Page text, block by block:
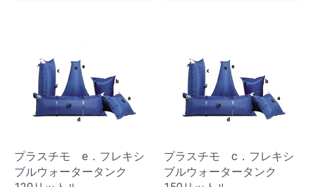
プラスチモ e．フレキシ
ブルウォータータンク
プラスチモ c．フレキシ
ブルウォータータンク